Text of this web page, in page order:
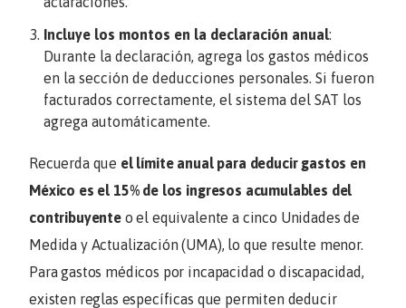
Incluye los montos en la declaración anual:
Durante la declaración, agrega los gastos médicos
en la sección de deducciones personales. Si fueron
facturados correctamente, el sistema del SAT los
agrega automáticamente.
Recuerda que el límite anual para deducir gastos en
México es el 15% de los ingresos acumulables del
contribuyenteo el equivalente a cinco Unidades de
Medida y Actualización (UMA), lo que resulte menor.
Para gastos médicos por incapacidad o discapacidad,
existen reglas específicas que permiten deducir